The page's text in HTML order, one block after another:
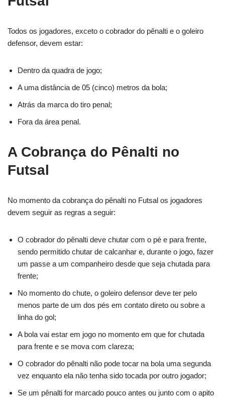
Todos os jogadores, exceto o cobrador do pênalti e o goleiro
defensor, devem estar:
Dentro da quadra de jogo;
A uma distância de 05 (cinco) metros da bola;
Atrás da marca do tiro penal;
Fora da área penal.
A Cobrança do Pênalti no
Futsal
No momento da cobrança do pênalti no Futsal os jogadores
devem seguir as regras a seguir:
O cobrador do pênalti deve chutar com o pé e para frente,
sendo permitido chutar de calcanhar e, durante o jogo, fazer
um passe a um companheiro desde que seja chutada para
frente;
No momento do chute, o goleiro defensor deve ter pelo
menos parte de um dos pés em contato direto ou sobre a
linha do gol;
A bola vai estar em jogo no momento em que for chutada
para frente e se mova com clareza;
O cobrador do pênalti não pode tocar na bola uma segunda
vez enquanto ela não tenha sido tocada por outro jogador;
Se um pênalti for marcado pouco antes ou junto com o apito